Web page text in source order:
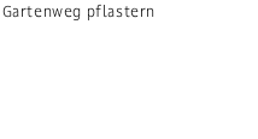
Gartenweg pflastern